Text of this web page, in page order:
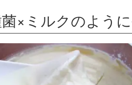
×ミルクのよう